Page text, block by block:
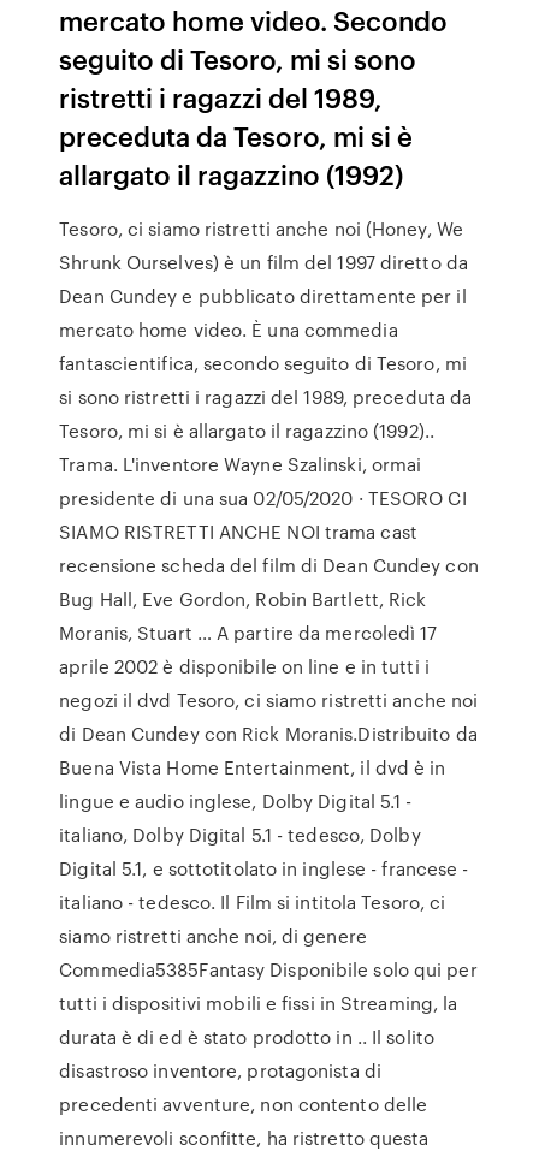
mercato home video. Secondo
seguito di Tesoro, mi si sono
ristretti i ragazzi del 1989,
preceduta da Tesoro, mi si è
allargato il ragazzino (1992)
Tesoro, ci siamo ristretti anche noi (Honey, We
Shrunk Ourselves) è un film del 1997 diretto da
Dean Cundey e pubblicato direttamente per il
mercato home video. È una commedia
fantascientifica, secondo seguito di Tesoro, mi
si sono ristretti i ragazzi del 1989, preceduta da
Tesoro, mi si è allargato il ragazzino (1992)..
Trama. L'inventore Wayne Szalinski, ormai
presidente di una sua 02/05/2020 · TESORO CI
SIAMO RISTRETTI ANCHE NOI trama cast
recensione scheda del film di Dean Cundey con
Bug Hall, Eve Gordon, Robin Bartlett, Rick
Moranis, Stuart … A partire da mercoledì 17
aprile 2002 è disponibile on line e in tutti i
negozi il dvd Tesoro, ci siamo ristretti anche noi
di Dean Cundey con Rick Moranis.Distribuito da
Buena Vista Home Entertainment, il dvd è in
lingue e audio inglese, Dolby Digital 5.1 -
italiano, Dolby Digital 5.1 - tedesco, Dolby
Digital 5.1, e sottotitolato in inglese - francese -
italiano - tedesco. Il Film si intitola Tesoro, ci
siamo ristretti anche noi, di genere
Commedia5385Fantasy Disponibile solo qui per
tutti i dispositivi mobili e fissi in Streaming, la
durata è di ed è stato prodotto in .. Il solito
disastroso inventore, protagonista di
precedenti avventure, non contento delle
innumerevoli sconfitte, ha ristretto questa